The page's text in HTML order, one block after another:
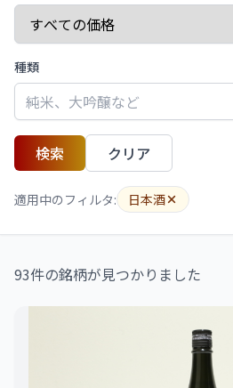
種類
検索 クリア
適用中のフィルタ: 日本酒
93件の銘柄が見つかりました